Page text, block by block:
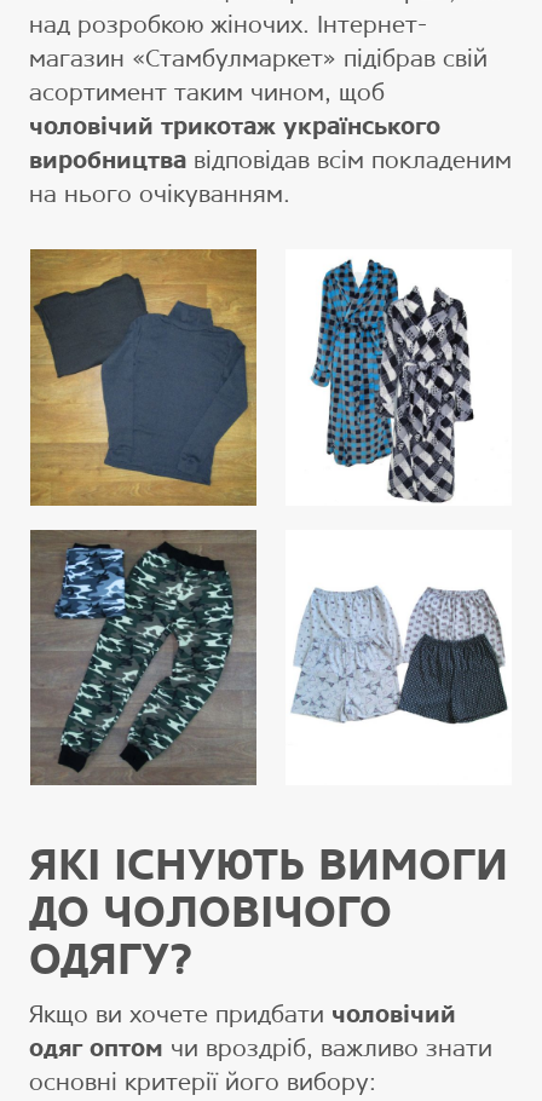
над розробкою жіночих. Інтернет-
магазин «Стамбулмаркет» підібрав свій
асортимент таким чином, щоб
чоловічий трикотаж українського
виробництва відповідав всім покладеним
на нього очікуванням.
ЯКІ ІСНУЮТЬ ВИМОГИ
ДО ЧОЛОВІЧОГО
ОДЯГУ?
Якщо ви хочете придбати чоловічий
одяг оптом чи вроздріб, важливо знати
основні критерії його вибору: